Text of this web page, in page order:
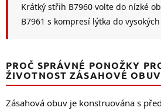
Krátký střih B7960 volte do nízké
B7961 s kompresí lýtka do
PROČ SPRÁVNÉ PONOŽKY
ŽIVOTNOST ZÁSAHOVÉ
Zásahová obuv je konstruována s